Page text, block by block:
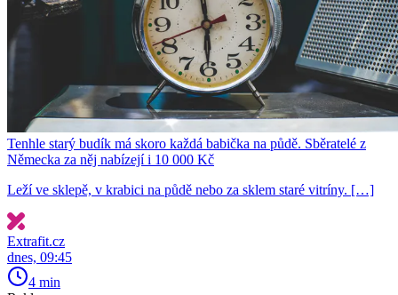
Tenhle starý budík má skoro každá babička na půdě. Sběratelé z
Německa za něj nabízejí i 10 000 Kč
Leží ve sklepě, v krabici na půdě nebo za sklem staré vitríny. […]
Extrafit.cz
dnes, 09:45
4 min